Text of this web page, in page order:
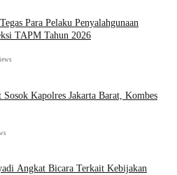
Para Pelaku Penyalahgunaan
TAPM Tahun 2026
Kapolres Jakarta Barat, Kombes
Angkat Bicara Terkait Kebijakan